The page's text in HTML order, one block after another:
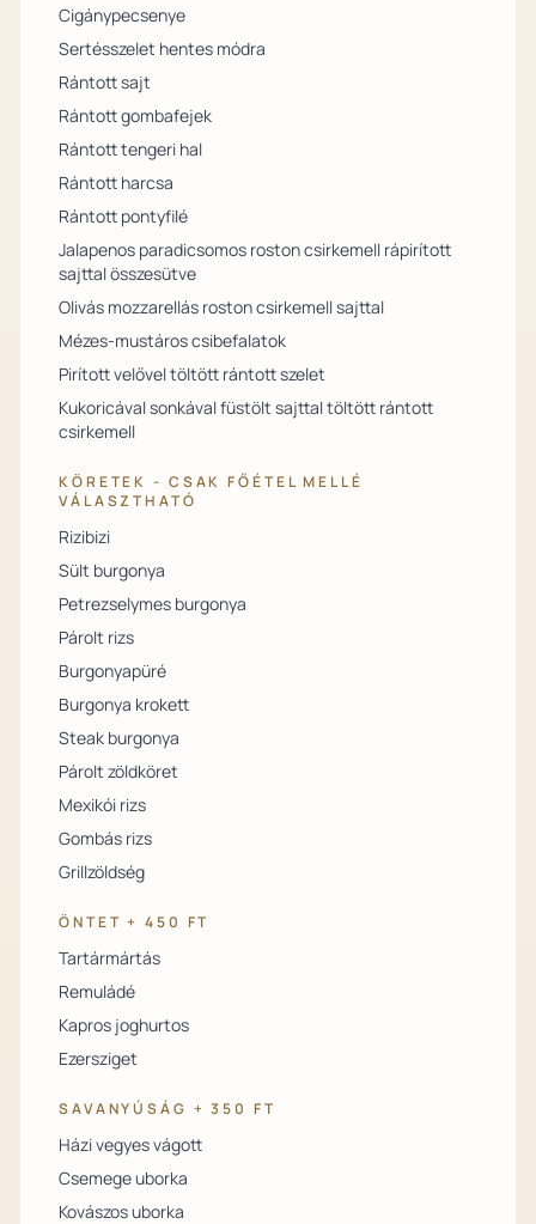
Cigánypecsenye
Sertésszelet hentes módra
Rántott sajt
Rántott gombafejek
Rántott tengeri hal
Rántott harcsa
Rántott pontyfilé
Jalapenos paradicsomos roston csirkemell rápirított
sajttal összesütve
Olivás mozzarellás roston csirkemell sajttal
Mézes-mustáros csibefalatok
Pirított velővel töltött rántott szelet
Kukoricával sonkával füstölt sajttal töltött rántott
csirkemell
KÖRETEK - CSAK FŐÉTEL MELLÉ
VÁLASZTHATÓ
Rizibizi
Sült burgonya
Petrezselymes burgonya
Párolt rizs
Burgonyapüré
Burgonya krokett
Steak burgonya
Párolt zöldköret
Mexikói rizs
Gombás rizs
Grillzöldség
ÖNTET + 450 FT
Tartármártás
Remuládé
Kapros joghurtos
Ezersziget
SAVANYÚSÁG + 350 FT
Házi vegyes vágott
Csemege uborka
Kovászos uborka